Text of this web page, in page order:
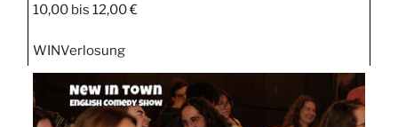
10,00 bis 12,00 €
WINVerlosung